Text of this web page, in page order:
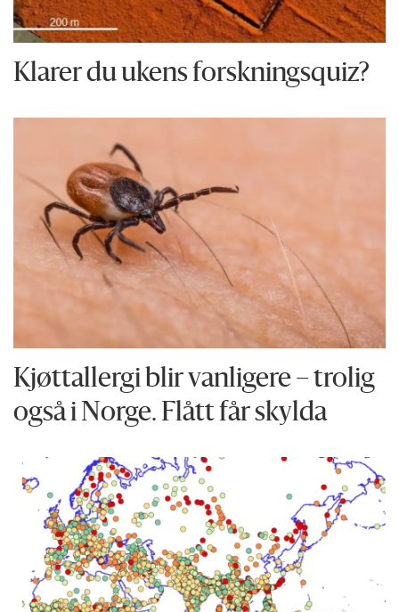
Klarer du ukens forskningsquiz?
Kjøttallergi blir vanligere – trolig
også i Norge. Flått får skylda